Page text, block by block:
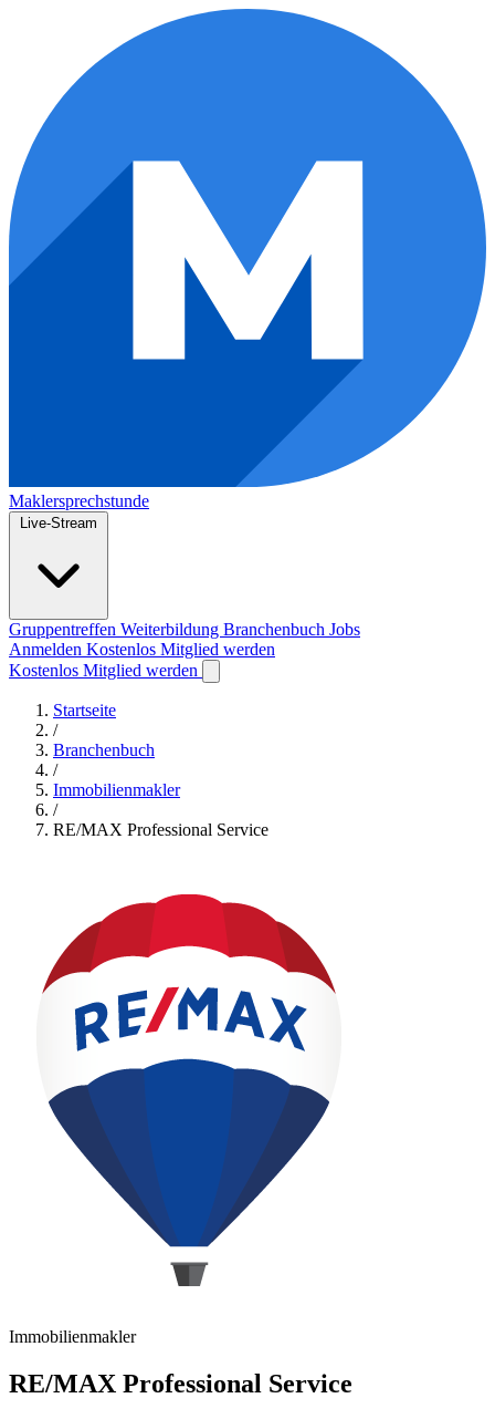
Maklersprechstunde
Live-Stream
Gruppentreffen Weiterbildung Branchenbuch Jobs
Anmelden Kostenlos Mitglied werden
Kostenlos Mitglied werden
Startseite
/
Branchenbuch
/
Immobilienmakler
/
RE/MAX Professional Service
Immobilienmakler
RE/MAX Professional Service